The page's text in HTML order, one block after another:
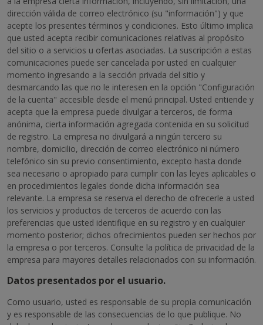
dirección válida de correo electrónico (su "información") y que
acepte los presentes términos y condiciones. Esto último implica
que usted acepta recibir comunicaciones relativas al propósito
del sitio o a servicios u ofertas asociadas. La suscripción a estas
comunicaciones puede ser cancelada por usted en cualquier
momento ingresando a la sección privada del sitio y
desmarcando las que no le interesen en la opción "Configuración
de la cuenta" accesible desde el menú principal. Usted entiende y
acepta que la empresa puede divulgar a terceros, de forma
anónima, cierta información agregada contenida en su solicitud
de registro. La empresa no divulgará a ningún tercero su
nombre, domicilio, dirección de correo electrónico ni número
telefónico sin su previo consentimiento, excepto hasta donde
sea necesario o apropiado para cumplir con las leyes aplicables o
en procedimientos legales donde dicha información sea
relevante. La empresa se reserva el derecho de ofrecerle a usted
los servicios y productos de terceros de acuerdo con las
preferencias que usted identifique en su registro y en cualquier
momento posterior; dichos ofrecimientos pueden ser hechos por
la empresa o por terceros. Consulte la política de privacidad de la
empresa para mayores detalles relacionados con su información.
Datos presentados por el usuario.
Como usuario, usted es responsable de su propia comunicación
y es responsable de las consecuencias de lo que publique. No